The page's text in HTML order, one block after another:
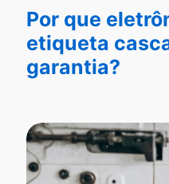
Por que
etiqueta
garantia?